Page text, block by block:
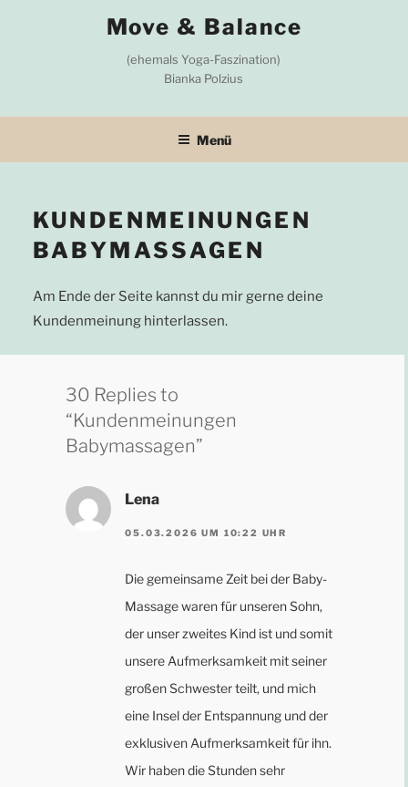
Move & Balance
(ehemals Yoga-Faszination)
Bianka Polzius
Menü
KUNDENMEINUNGEN
BABYMASSAGEN
Am Ende der Seite kannst du mir gerne deine
Kundenmeinung hinterlassen.
30 Replies to
“Kundenmeinungen
Babymassagen”
Lena
05.03.2026 UM 10:22 UHR
Die gemeinsame Zeit bei der Baby-
Massage waren für unseren Sohn,
der unser zweites Kind ist und somit
unsere Aufmerksamkeit mit seiner
großen Schwester teilt, und mich
eine Insel der Entspannung und der
exklusiven Aufmerksamkeit für ihn.
Wir haben die Stunden sehr